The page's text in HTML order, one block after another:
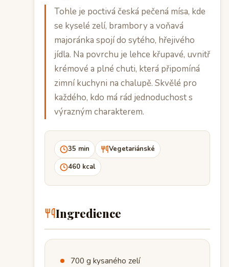
Tohle je poctivá česká pečená mísa, kde
se kyselé zelí, brambory a voňavá
majoránka spojí do sytého, hřejivého
jídla. Na povrchu je lehce křupavé, uvnitř
krémové a plné chuti, která připomíná
zimní kuchyni na chalupě. Skvělé pro
každého, kdo má rád jednoduchost s
výrazným charakterem.
35 min
Vegetariánské
460 kcal
Ingredience
700 g kysaného zelí